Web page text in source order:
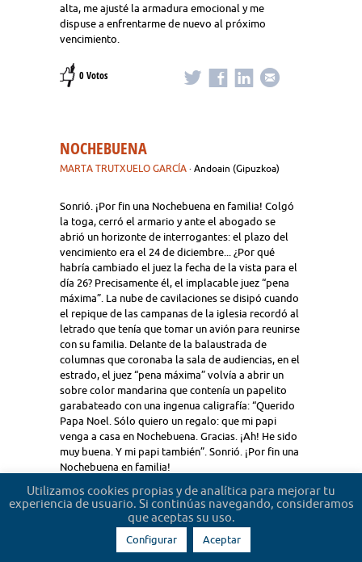
alta, me ajusté la armadura emocional y me
dispuse a enfrentarme de nuevo al próximo
vencimiento.
0 Votos
NOCHEBUENA
MARTA TRUTXUELO GARCÍA · Andoain (Gipuzkoa)
Sonrió. ¡Por fin una Nochebuena en familia! Colgó
la toga, cerró el armario y ante el abogado se
abrió un horizonte de interrogantes: el plazo del
vencimiento era el 24 de diciembre... ¿Por qué
habría cambiado el juez la fecha de la vista para el
día 26? Precisamente él, el implacable juez “pena
máxima”. La nube de cavilaciones se disipó cuando
el repique de las campanas de la iglesia recordó al
letrado que tenía que tomar un avión para reunirse
con su familia. Delante de la balaustrada de
columnas que coronaba la sala de audiencias, en el
estrado, el juez “pena máxima” volvía a abrir un
sobre color mandarina que contenía un papelito
garabateado con una ingenua caligrafía: “Querido
Papa Noel. Sólo quiero un regalo: que mi papi
venga a casa en Nochebuena. Gracias. ¡Ah! He sido
muy buena. Y mi papi también”. Sonrió. ¡Por fin una
Nochebuena en familia!
0 Votos
Utilizamos cookies propias y de analítica para mejorar tu
experiencia de usuario. Si continúas navegando, consideramos
que aceptas su uso.
Configurar Aceptar